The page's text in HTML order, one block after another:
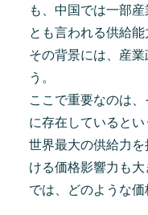
も、中国では一部
とも言われる供給能
その背景には、産
う。
ここで重要なのは
に存在しているとい
世界最大の供給力
ける価格影響力も大
では、どのような